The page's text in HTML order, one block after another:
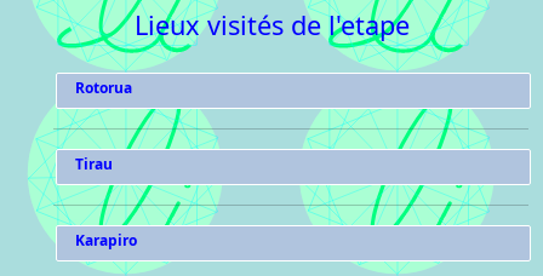
Lieux visités de l'etape
Rotorua
Tirau
Karapiro